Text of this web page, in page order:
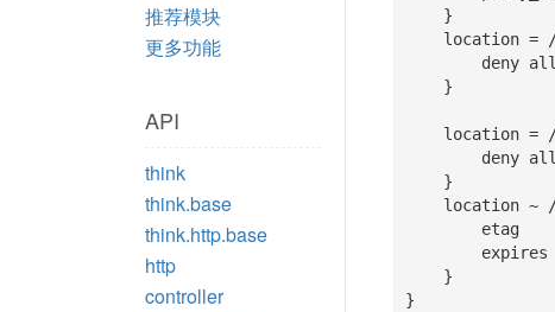
推荐模块
更多功能
API
think
think.base
think.http.base
http
controller